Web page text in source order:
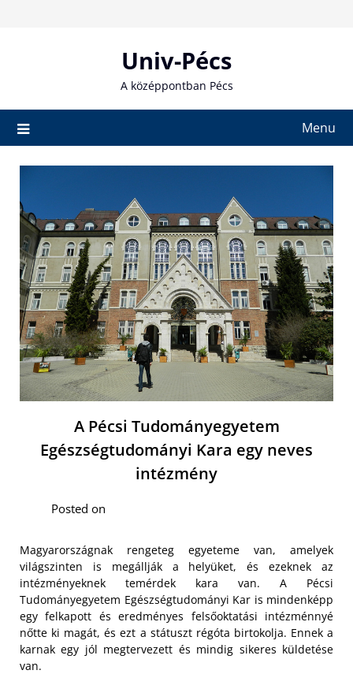
Univ-Pécs
A középpontban Pécs
Menu
A Pécsi Tudományegyetem
Egészségtudományi Kara egy neves
intézmény
Posted on
Magyarországnak rengeteg egyeteme van, amelyek
világszinten is megállják a helyüket, és ezeknek az
intézményeknek temérdek kara van. A Pécsi
Tudományegyetem Egészségtudományi Kar is mindenképp
egy felkapott és eredményes felsőoktatási intézménnyé
nőtte ki magát, és ezt a státuszt régóta birtokolja. Ennek a
karnak egy jól megtervezett és mindig sikeres küldetése
van.